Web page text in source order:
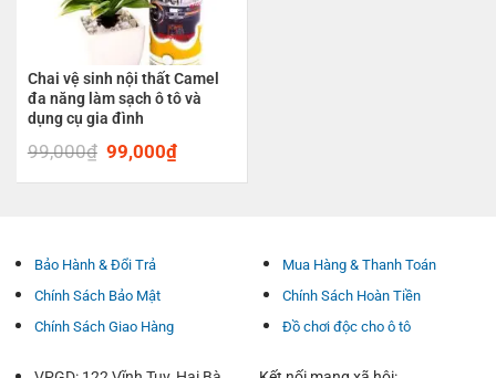
Chai vệ sinh nội thất Camel
đa năng làm sạch ô tô và
dụng cụ gia đình
99,000₫ Original
was:
99,000₫Current
is:
Bảo Hành & Đổi Trả
Chính Sách Bảo Mật
Chính Sách Giao Hàng
Mua Hàng & Thanh Toán
Chính Sách Hoàn Tiền
Đồ chơi độc cho ô tô